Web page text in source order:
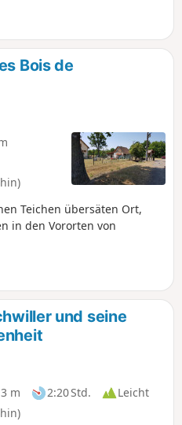
Bois de
Teichen übersäten Ort,
in den Vororten von
und seine
m 2:20 Std.
Leicht